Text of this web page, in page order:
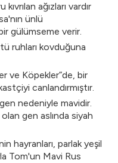
ağızları vardır
ünlü
gülümseme verir.
ruhları kovduğuna
ve Köpekler”de, bir
canlandırmıştır.
nedeniyle mavidir.
gen aslında siyah
hayranları, parlak yeşil
Tom'un Mavi Rus